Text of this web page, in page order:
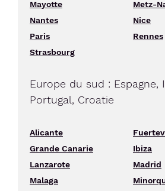
Mayotte
Metz-
Nantes
Nice
Paris
Rennes
Strasbourg
Europe du sud : Espagne,
Portugal, Croatie
Alicante
Grande Canarie
Ibiza
Lanzarote
Madrid
Malaga